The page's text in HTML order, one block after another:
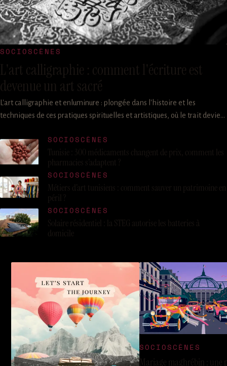
SOCIOSCÈNES
L'art calligraphie : comment l'écriture est
devenue un art sacré
L'art calligraphie et enluminure : plongée dans l'histoire et les
techniques de ces pratiques spirituelles et artistiques, où le trait devient
SOCIOSCÈNES
Tunisie : 300 médicaments changent de prix, comment les
pharmacies s’adaptent ?
SOCIOSCÈNES
Métiers d’art tunisiens : comment sauver un patrimoine en
péril ?
SOCIOSCÈNES
Solaire résidentiel : la STEG autorise les batteries à
domicile
SOCIOSCÈNES
Mariage maghrébin : une